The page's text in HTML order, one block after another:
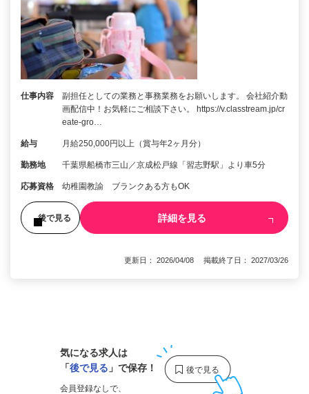
仕事内容
副担任としての業務と事務業務をお願いします。 会社紹介動
画配信中！お気軽にご相談下さい。 https://v.classtream.jp/cr
eate-gro…
給与 月給250,000円以上（賞与年2ヶ月分）
勤務地 千葉県船橋市三山／京成松戸線「習志野駅」より車5分
応募資格 幼稚園教諭 ブランクある方もOK
後で見る 詳細を見る
更新日： 2026/04/08 掲載終了日： 2027/03/26
気になる求人は
「後で見る 」で保存！
会員登録なしで、